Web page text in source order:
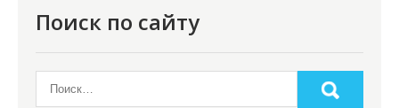
Поиск по сайту